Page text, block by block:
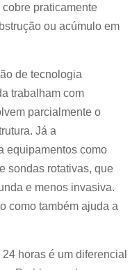
praticamente
ou acúmulo em
de tecnologia
trabalham com
parcialmente o
Já a
equipamentos como
sondas rotativas, que
e menos invasiva.
como também ajuda a
horas é um diferencial